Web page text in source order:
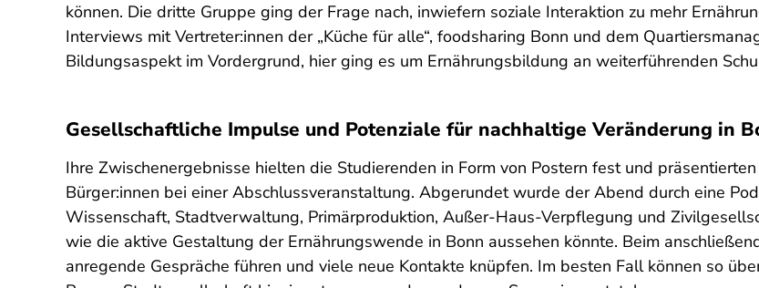
können. Die dritte Gruppe ging der Frage nach, inwiefern soziale Interaktion zu mehr
Interviews mit Vertreter:innen der „Küche für alle“, foodsharing Bonn und dem
Bildungsaspekt im Vordergrund, hier ging es um Ernährungsbildung an weiterführenden
Gesellschaftliche Impulse und Potenziale für nachhaltige Veränderung in
Ihre Zwischenergebnisse hielten die Studierenden in Form von Postern fest und
Bürger:innen bei einer Abschlussveranstaltung. Abgerundet wurde der Abend durch eine
Wissenschaft, Stadtverwaltung, Primärproduktion, Außer-Haus-Verpflegung und
wie die aktive Gestaltung der Ernährungswende in Bonn aussehen könnte. Beim
anregende Gespräche führen und viele neue Kontakte knüpfen. Im besten Fall können so